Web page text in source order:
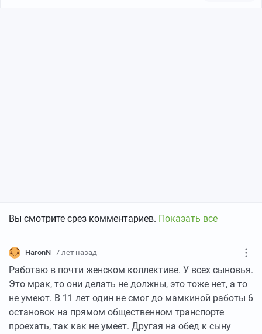
Вы смотрите срез комментариев. Показать все
HaronN 7 лет назад
Работаю в почти женском коллективе. У всех сыновья.
Это мрак, то они делать не должны, это тоже нет, а то
не умеют. В 11 лет один не смог до мамкиной работы 6
остановок на прямом общественном транспорте
проехать, так как не умеет. Другая на обед к сыну